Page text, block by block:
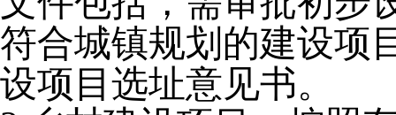
符合城镇规划的建设项
设项目选址意见书。